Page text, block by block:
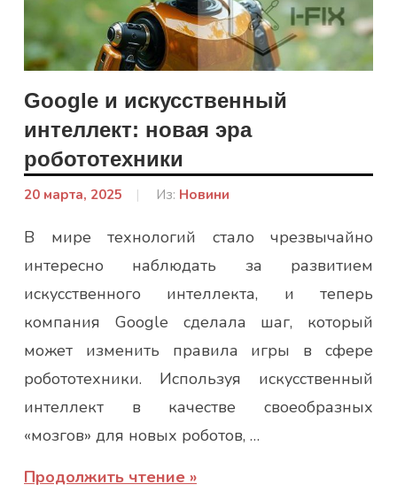
Google и искусственный
интеллект: новая эра
робототехники
20 марта, 2025
От:
Из: Новини
В мире технологий стало чрезвычайно
интересно наблюдать за развитием
искусственного интеллекта, и теперь
компания Google сделала шаг, который
может изменить правила игры в сфере
робототехники. Используя искусственный
интеллект в качестве своеобразных
«мозгов» для новых роботов, …
Продолжить чтение